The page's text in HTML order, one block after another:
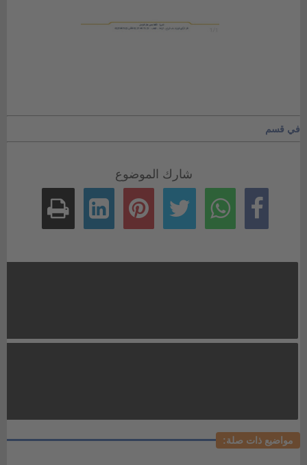
في قسم
شارك الموضوع
مواضيع ذات صلة: